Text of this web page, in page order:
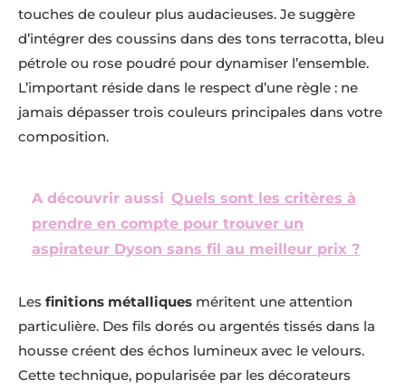
touches de couleur plus audacieuses. Je suggère
d’intégrer des coussins dans des tons terracotta, bleu
pétrole ou rose poudré pour dynamiser l’ensemble.
L’important réside dans le respect d’une règle : ne
jamais dépasser trois couleurs principales dans votre
composition.
A découvrir aussi Quels sont les critères à
prendre en compte pour trouver un
aspirateur Dyson sans fil au meilleur prix ?
Les finitions métalliques méritent une attention
particulière. Des fils dorés ou argentés tissés dans la
housse créent des échos lumineux avec le velours.
Cette technique, popularisée par les décorateurs